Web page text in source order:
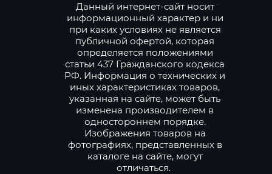
Данный интернет-сайт носит
информационный характер и ни
при каких условиях не является
публичной офертой, которая
определяется положениями
статьи 437 Гражданского кодекса
РФ. Информация о технических и
иных характеристиках товаров,
указанная на сайте, может быть
изменена производителем в
одностороннем порядке.
Изображения товаров на
фотографиях, представленных в
каталоге на сайте, могут
отличаться.